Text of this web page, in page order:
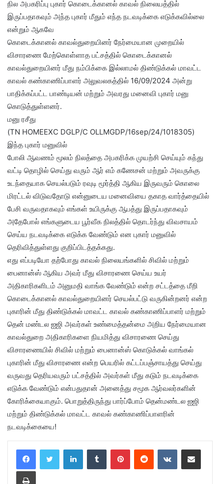
நில அபகரிப்பு புகார் கொடைக்கானல் காவல் நிலையத்தில்
இருப்பதாகவும் அந்த புகார் மீதும் எந்த நடவடிக்கை எடுக்கவில்லை
என்றும் ஆகவே
கொடைக்கானல் காவல்துறையினர் நேர்மையான முறையில்
விசாரணை மேற்கொள்ளாத பட்சத்தில் கொடைக்கானல்
காவல்துறையினர் மீது நம்பிக்கை இல்லாமல் திண்டுக்கல் மாவட்ட
காவல் கண்காணிப்பாளர் அலுவலகத்தில் 16/09/2024 அன்று
பாதிக்கப்பட்ட பாண்டியன் மற்றும் அவரது மனைவி புகார் மனு
கொடுத்துள்ளனர்.
மனு ரசீது
(TN HOMEEXC DGLP/C OLLMGDP/16sep/24/1018305)
இந்த புகார் மனுவில்
போலி ஆவணம் மூலம் நிலத்தை அபகரிக்க முயற்சி செய்யும் கந்து
வட்டி தொழில் செய்து வரும் ஆர் எம் கணேசன் மற்றும் அவருக்கு
உடந்தையாக செயல்படும் ரவுடி மூர்த்தி ஆகிய இருவரும் கொலை
மிரட்டல் விடுவதோடு என்னுடைய மனைவியை தகாத வார்த்தையில்
பேசி வருவதாகவும் எங்கள் உயிருக்கு ஆபத்து இருப்பதாகவும்
அதேபோல் எங்களுடைய பூர்வீக நிலத்தில் தொடர்ந்து விவசாயம்
செய்ய நடவடிக்கை எடுக்க வேண்டும் என புகார் மனுவில்
தெரிவித்துள்ளது குறிப்பிடத்தக்கது.
எது எப்படியோ தற்போது காவல் நிலையங்களில் சிவில் மற்றும்
பைனான்ஸ் ஆகிய அவர் மீது விசாரணை செய்ய உயர்
அதிகாரிகளிடம் அனுமதி வாங்க வேண்டும் என்ற சட்டத்தை மீறி
கொடைக்கானல் காவல்துறையினர் செயல்பட்டு வருகின்றனர் என்ற
புகாரின் மீது திண்டுக்கல் மாவட்ட காவல் கண்காணிப்பாளர் மற்றும்
தென் மண்டல ஐஜி அவர்கள் உண்மைத்தன்மை அறிய நேர்மையான
காவல்துறை அதிகாரிகளை நியமித்து விசாரணை செய்து
விசாரணையில் சிவில் மற்றும் பைனான்ஸ் கொடுக்கல் வாங்கல்
புகாரின் மீது விசாரணை என்ற பெயரில் கட்டப்பஞ்சாயத்து செய்து
வருவது தெரியவரும் பட்சத்தில் அவர்கள் மீது கடும் நடவடிக்கை
எடுக்க வேண்டும் என்பதுதான் அனைத்து சமூக ஆர்வலர்களின்
கோரிக்கையாகும். பொறுத்திருந்து பார்ப்போம் தென்மண்டல ஐஜி
மற்றும் திண்டுக்கல் மாவட்ட காவல் கண்காணிப்பாளரின்
நடவடிக்கையை!
LinkedInTumblr PinterestReddit VKontakteShare via Email
Print